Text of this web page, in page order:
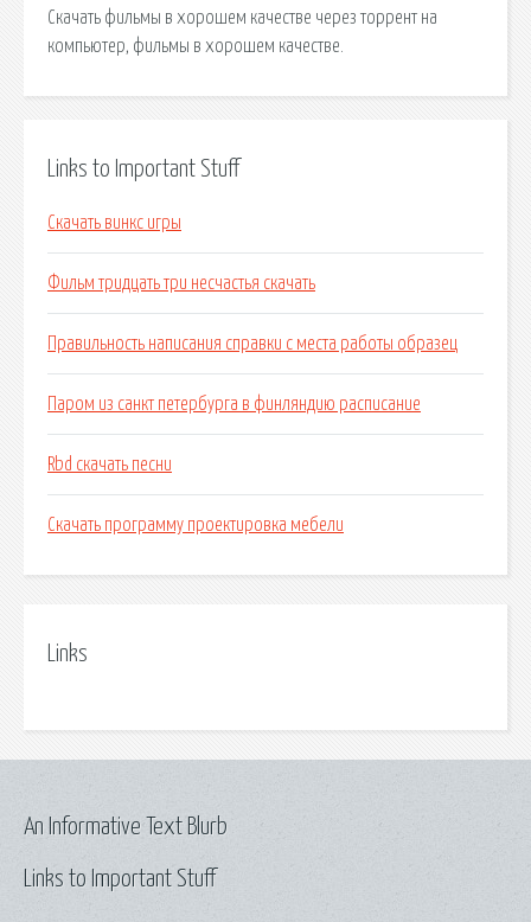
Скачать фильмы в хорошем качестве через торрент на
компьютер, фильмы в хорошем качестве.
Links to Important Stuff
Скачать винкс игры
Фильм тридцать три несчастья скачать
Правильность написания справки с места работы образец
Паром из санкт петербурга в финляндию расписание
Rbd скачать песни
Скачать программу проектировка мебели
Links
Links to Important Stuff
An Informative Text Blurb